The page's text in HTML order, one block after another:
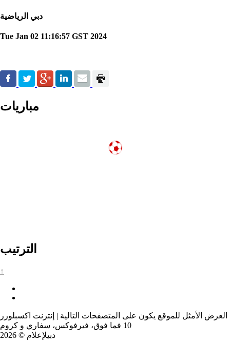
دبي الرياضية
Tue Jan 02 11:16:57 GST 2024
مباريات
الترتيب
↑
العرض الأمثل للموقع يكون على المتصفحات التالية | إنترنت اكسبلورر
10 فما فوق، فيرفوكس، سفاري و كروم
دبيلإعلام © 2026